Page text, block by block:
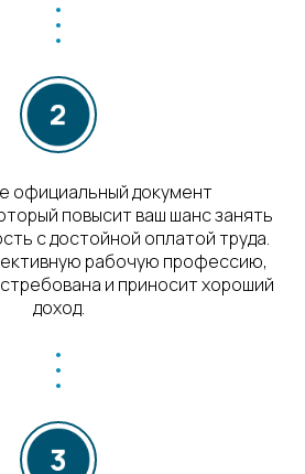
официальный документ
повысит ваш шанс занять
с достойной оплатой труда.
рабочую профессию,
и приносит хороший
доход.